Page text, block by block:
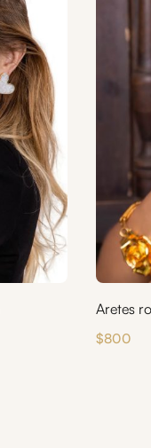
Aretes
$800